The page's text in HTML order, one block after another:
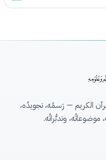
الكريم — رَسمُه، تجويدُه،
موضوعاتُه، وتدبُّراتُه.